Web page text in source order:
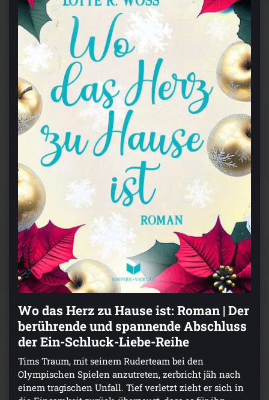
Wo das Herz zu Hause ist: Roman | Der
berührende und spannende Abschluss
der Ein-Schluck-Liebe-Reihe
Tims Traum, mit seinem Ruderteam bei den
Olympischen Spielen anzutreten, zerbricht jäh nach
einem tragischen Unfall. Tief verletzt zieht er sich in
die Einsamkeit zurück, überzeugt, dass es für ihn